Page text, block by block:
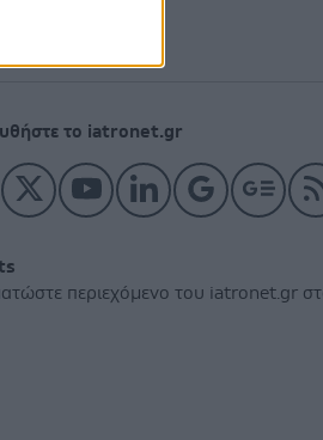
το iatronet.gr
περιεχόμενο του iatronet.gr